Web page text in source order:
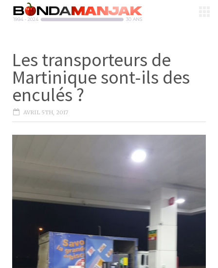
Les transporteurs de
Martinique sont-ils des
enculés ?
AVRIL 5TH, 2017